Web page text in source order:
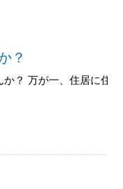
？
？ 万が一、住居に住